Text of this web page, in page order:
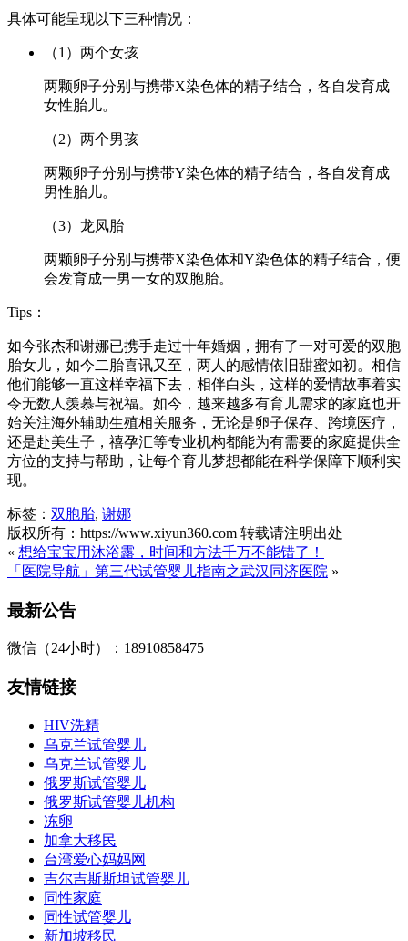
具体可能呈现以下三种情况：
（1）两个女孩
两颗卵子分别与携带X染色体的精子结合，各自发育成
女性胎儿。
（2）两个男孩
两颗卵子分别与携带Y染色体的精子结合，各自发育成
男性胎儿。
（3）龙凤胎
两颗卵子分别与携带X染色体和Y染色体的精子结合，便
会发育成一男一女的双胞胎。
Tips：
如今张杰和谢娜已携手走过十年婚姻，拥有了一对可爱的双胞
胎女儿，如今二胎喜讯又至，两人的感情依旧甜蜜如初。相信
他们能够一直这样幸福下去，相伴白头，这样的爱情故事着实
令无数人羡慕与祝福。如今，越来越多有育儿需求的家庭也开
始关注海外辅助生殖相关服务，无论是卵子保存、跨境医疗，
还是赴美生子，禧孕汇等专业机构都能为有需要的家庭提供全
方位的支持与帮助，让每个育儿梦想都能在科学保障下顺利实
现。
标签： 双胞胎, 谢娜
版权所有：https://www.xiyun360.com 转载请注明出处
« 想给宝宝用沐浴露，时间和方法千万不能错了！
「医院导航」第三代试管婴儿指南之武汉同济医院 »
最新公告
微信（24小时）：18910858475
友情链接
HIV洗精
乌克兰试管婴儿
乌克兰试管婴儿
俄罗斯试管婴儿
俄罗斯试管婴儿机构
冻卵
加拿大移民
台湾爱心妈妈网
吉尔吉斯斯坦试管婴儿
同性家庭
同性试管婴儿
新加坡移民